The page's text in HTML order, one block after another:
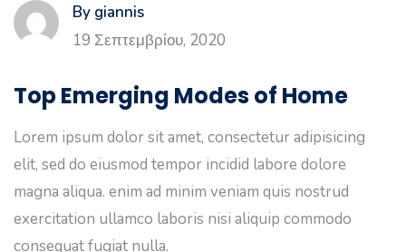
By giannis
19 Σεπτεμβρίου, 2020
Top Emerging Modes of Home
Lorem ipsum dolor sit amet, consectetur adipisicing
elit, sed do eiusmod tempor incidid labore dolore
magna aliqua. enim ad minim veniam quis nostrud
exercitation ullamco laboris nisi aliquip commodo
consequat fugiat nulla.